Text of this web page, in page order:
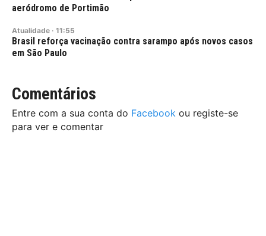
aeródromo de Portimão
Atualidade · 11:55
Brasil reforça vacinação contra sarampo após novos casos
em São Paulo
Comentários
Entre com a sua conta do Facebook ou registe-se
para ver e comentar